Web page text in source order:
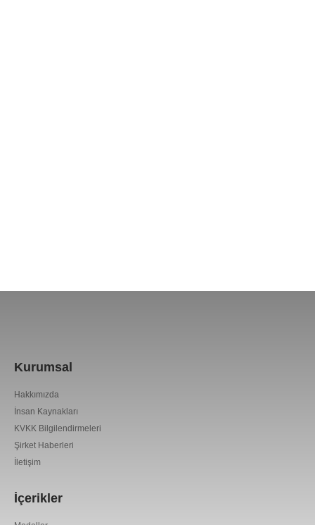
Kurumsal
Hakkımızda
İnsan Kaynakları
KVKK Bilgilendirmeleri
Şirket Haberleri
İletişim
İçerikler